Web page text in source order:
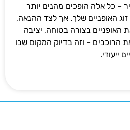
– כל אלה הופכים מהנים יותר
האופניים שלך. אך לצד ההנאה,
האופניים בצורה בטוחה, יציבה
הרוכבים – וזה בדיוק המקום שבו
ייעודי.